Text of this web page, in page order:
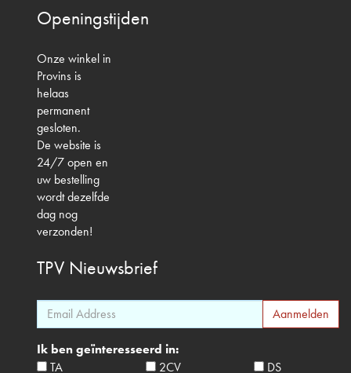
Openingstijden
Onze winkel in
Provins is
helaas
permanent
gesloten.
De website is
24/7 open en
uw bestelling
wordt dezelfde
dag nog
verzonden!
TPV Nieuwsbrief
Ik ben geïnteresseerd in:
TA
2CV DS